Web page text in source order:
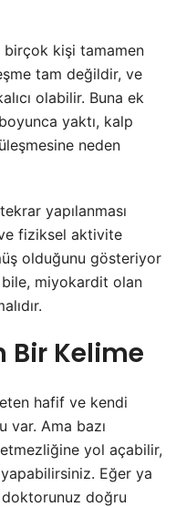
kişi tamamen
tam değildir, ve
olabilir. Buna ek
yaktı, kalp
neden
yapılanması
fiziksel aktivite
olduğunu gösteriyor
bile, miyokardit olan
Bir Kelime
hafif ve kendi
var. Ama bazı
yol açabilir,
Eğer ya
doğru